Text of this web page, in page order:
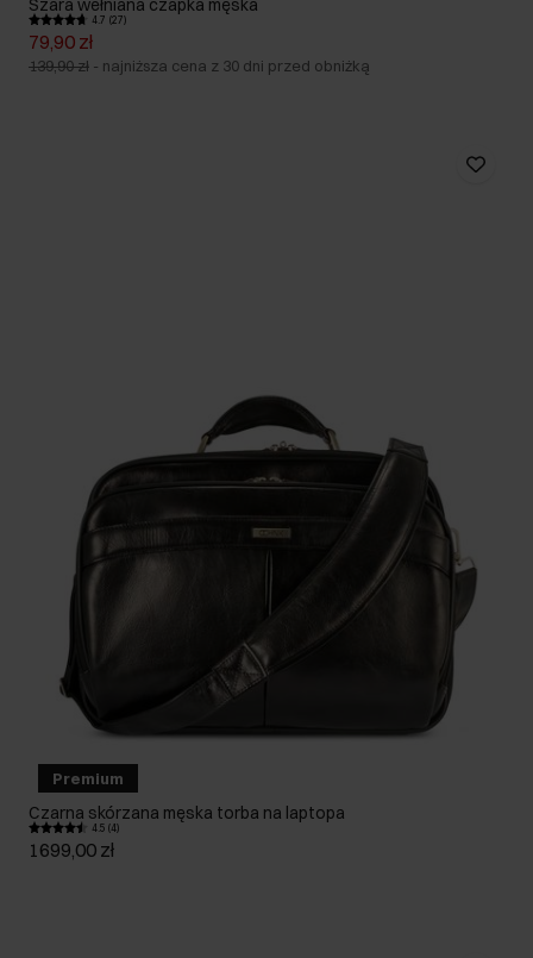
Szara wełniana czapka męska
4.7 (27)
79,90 zł
139,90 zł - najniższa cena z 30 dni przed obniżką
Premium
Czarna skórzana męska torba na laptopa
4.5 (4)
1699,00 zł